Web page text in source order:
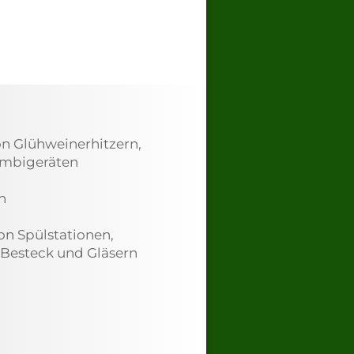
Glühweinerhitzern,
Spülstationen,
und Gläsern